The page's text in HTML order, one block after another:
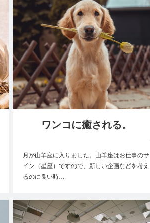
ワンコに癒される。
月が山羊座に入りました。山羊座はお仕事のサ
イン（星座）ですので、新しい企画などを考え
るのに良い時…